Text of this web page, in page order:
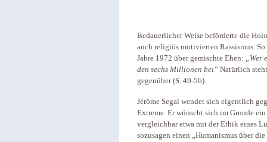
Bedauerlicher Weise beförderte die
auch religiös motivierten Rassismus.
Jahre 1972 über gemischte Ehen: „Wer
den sechs Millionen bei“ Natürlich
gegenüber (S. 49-56).
Jérôme Segal wendet sich eigentlich
Extreme. Er wünscht sich im Grunde
vergleichbar etwa mit der Ethik eines
sozusagen einen „Humanismus über